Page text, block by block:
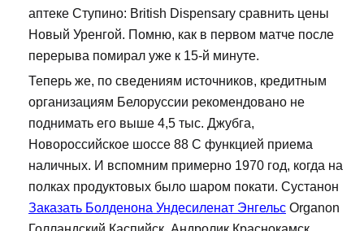
аптеке Ступино: British Dispensary сравнить цены
Новый Уренгой. Помню, как в первом матче после
перерыва помирал уже к 15-й минуте.
Теперь же, по сведениям источников, кредитным
организациям Белоруссии рекомендовано не
поднимать его выше 4,5 тыс. Джубга,
Новороссийское шоссе 88 С функцией приема
наличных. И вспомним примерно 1970 год, когда на
полках продуктовых было шаром покати. Сустанон
Заказать Болденона Ундесиленат Энгельс Organon